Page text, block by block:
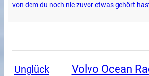
von dem du noch nie zuvor etwas gehört
Unglück Volvo Ocean